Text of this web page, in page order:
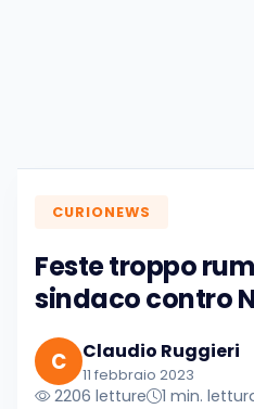
CURIONEWS
Feste troppo
sindaco contro
C Claudio Ruggieri
11 febbraio 2023
2206 letture 1 min.